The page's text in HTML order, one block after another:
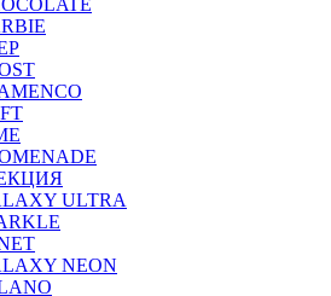
ULTRA
NEON